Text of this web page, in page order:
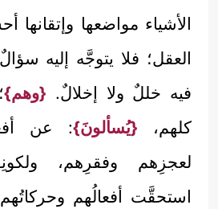
الأشياء مواضعها
العقل؛ فلا يتوجَّه إليه
فيه خللٌ ولا إخلالٌ. {وهم}
كلهم، {يُسألونَ}: عن
لعجزِهم وفقرِهم،
استحقَّت أفعالُهم